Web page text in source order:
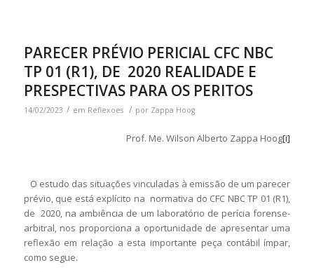
PARECER PRÉVIO PERICIAL CFC NBC
TP 01 (R1), DE 2020 REALIDADE E
PRESPECTIVAS PARA OS PERITOS
14/02/2023 / em Reflexoes / por Zappa Hoog
Prof. Me. Wilson Alberto Zappa Hoog[i]
O estudo das situações vinculadas à emissão de um parecer
prévio, que está explícito na normativa do CFC NBC TP 01 (R1),
de 2020, na ambiência de um laboratório de perícia forense-
arbitral, nos proporciona a oportunidade de apresentar uma
reflexão em relação a esta importante peça contábil ímpar,
como segue.